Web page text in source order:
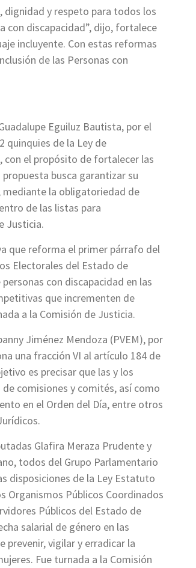
dignidad y respeto para todos los
con discapacidad”, dijo, fortalece
incluyente. Con estas reformas
de las Personas con
Eguiluz Bautista, por el
quinquies de la Ley de
con el propósito de fortalecer las
busca garantizar su
mediante la obligatoriedad de
de las listas para
Justicia.
que reforma el primer párrafo del
Electorales del Estado de
con discapacidad en las
que incrementen de
a la Comisión de Justicia.
Jiménez Mendoza (PVEM), por
una fracción VI al artículo 184 de
es precisar que las y los
comisiones y comités, así como
en el Orden del Día, entre otros
Glafira Meraza Prudente y
todos del Grupo Parlamentario
disposiciones de la Ley Estatuto
Organismos Públicos Coordinados
Públicos del Estado de
salarial de género en las
prevenir, vigilar y erradicar la
Fue turnada a la Comisión